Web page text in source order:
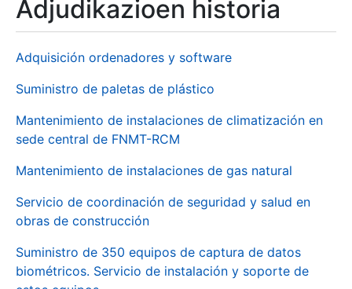
Adjudikazioen historia
Adquisición ordenadores y software
Suministro de paletas de plástico
Mantenimiento de instalaciones de climatización en
sede central de FNMT-RCM
Mantenimiento de instalaciones de gas natural
Servicio de coordinación de seguridad y salud en
obras de construcción
Suministro de 350 equipos de captura de datos
biométricos. Servicio de instalación y soporte de